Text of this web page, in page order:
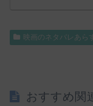
映画のネタバレあら
おすすめ関